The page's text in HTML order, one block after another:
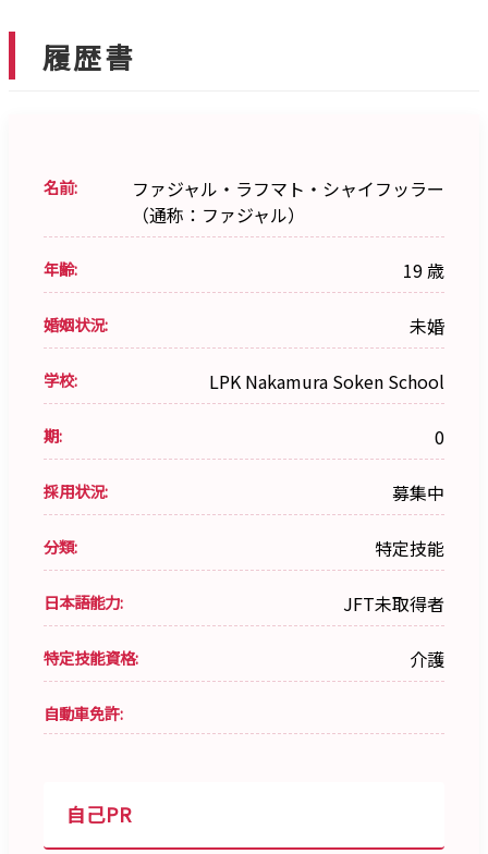
履歴書
名前:
ファジャル・ラフマト・シャイフッラー
（通称：ファジャル）
年齢: 19 歳
婚姻状況: 未婚
学校: LPK Nakamura Soken School
期: 0
採用状況: 募集中
分類: 特定技能
日本語能力: JFT未取得者
特定技能資格: 介護
自動車免許:
自己PR